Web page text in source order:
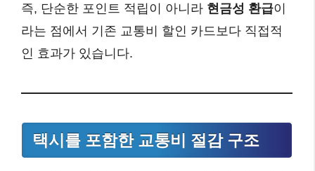
즉, 단순한 포인트 적립이 아니라 현금성 환급이
라는 점에서 기존 교통비 할인 카드보다 직접적
인 효과가 있습니다.
택시를 포함한 교통비 절감 구조